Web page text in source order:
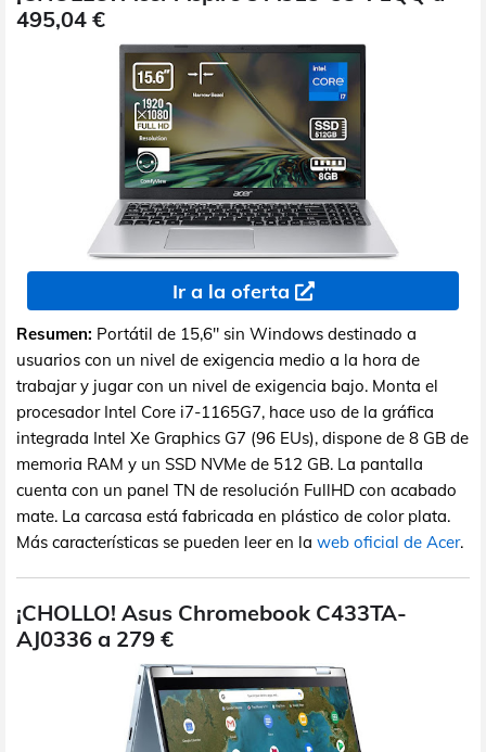
495,04 €
Ir a la oferta
Resumen: Portátil de 15,6" sin Windows destinado a
usuarios con un nivel de exigencia medio a la hora de
trabajar y jugar con un nivel de exigencia bajo. Monta el
procesador Intel Core i7-1165G7, hace uso de la gráfica
integrada Intel Xe Graphics G7 (96 EUs), dispone de 8 GB de
memoria RAM y un SSD NVMe de 512 GB. La pantalla
cuenta con un panel TN de resolución FullHD con acabado
mate. La carcasa está fabricada en plástico de color plata.
Más características se pueden leer en la web oficial de Acer.
¡CHOLLO! Asus Chromebook C433TA-
AJ0336 a 279 €